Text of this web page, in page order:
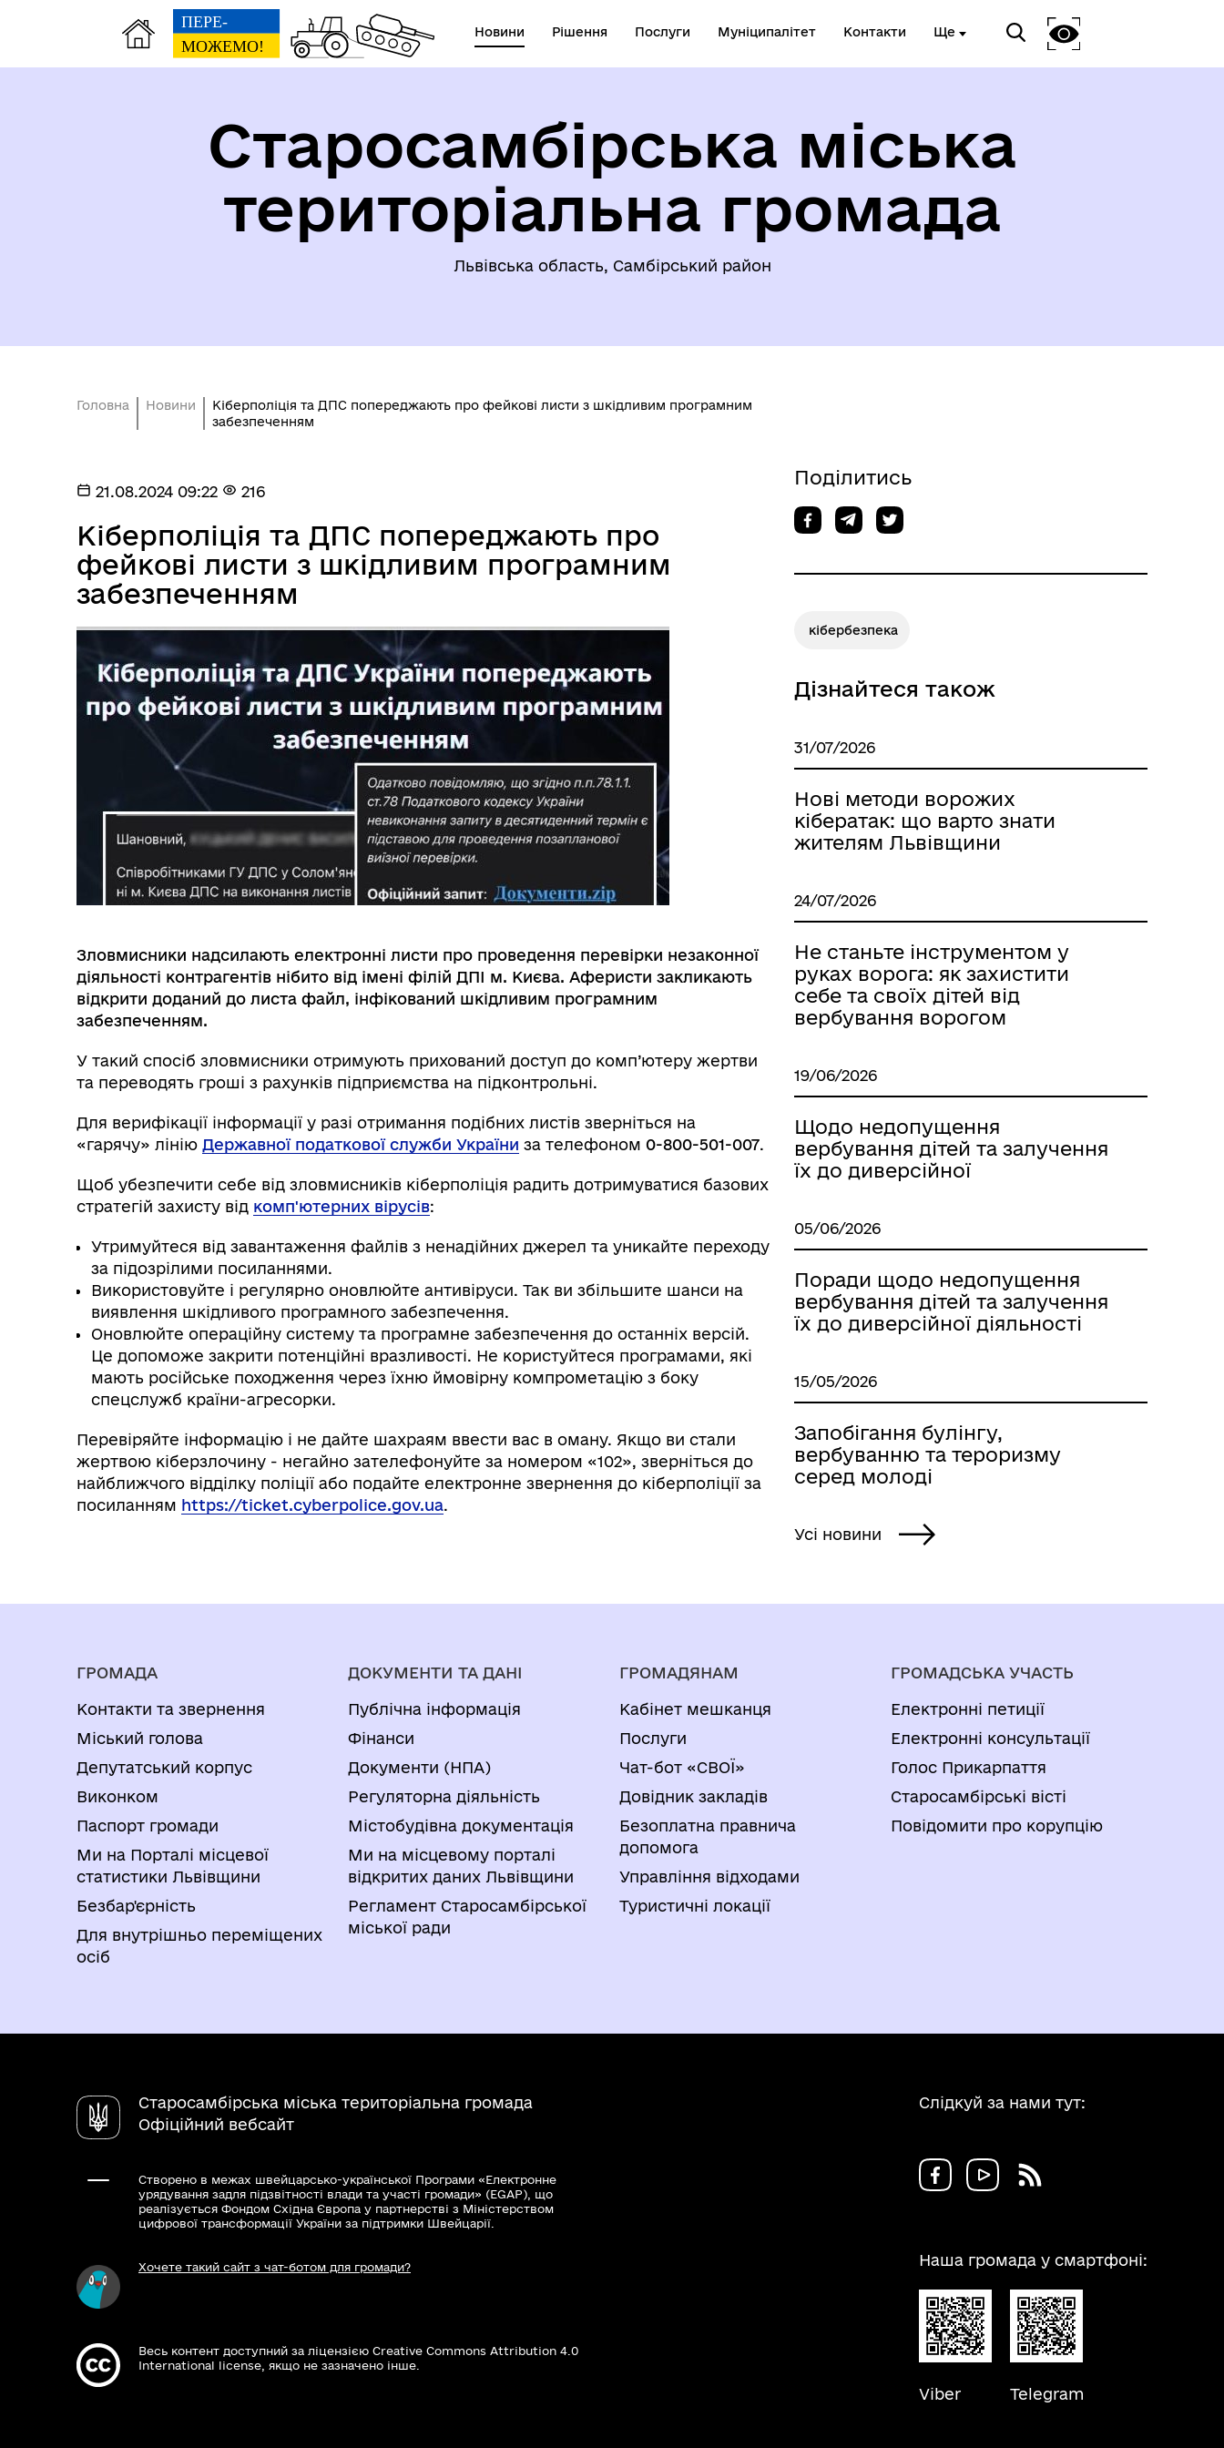
Новини Рішення Послуги Муніципалітет Контакти Ще
Старосамбірська міська
територіальна громада
Львівська область, Самбірський район
Головна Новини
Кіберполіція та ДПС попереджають про фейкові листи з шкідливим програмним
забезпеченням
21.08.2024 09:22 216
Кіберполіція та ДПС попереджають про
фейкові листи з шкідливим програмним
забезпеченням
Зловмисники надсилають електронні листи про проведення перевірки незаконної
діяльності контрагентів нібито від імені філій ДПІ м. Києва. Аферисти закликають
відкрити доданий до листа файл, інфікований шкідливим програмним
забезпеченням.
У такий спосіб зловмисники отримують прихований доступ до комп’ютеру жертви
та переводять гроші з рахунків підприємства на підконтрольні.
Для верифікації інформації у разі отримання подібних листів зверніться на
«гарячу» лінію Державної податкової служби України за телефоном 0-800-501-007.
Щоб убезпечити себе від зловмисників кіберполіція радить дотримуватися базових
стратегій захисту від комп'ютерних вірусів:
Утримуйтеся від завантаження файлів з ненадійних джерел та уникайте переходу
за підозрілими посиланнями.
Використовуйте і регулярно оновлюйте антивіруси. Так ви збільшите шанси на
виявлення шкідливого програмного забезпечення. ⁠
Оновлюйте операційну систему та програмне забезпечення до останніх версій.
Це допоможе закрити потенційні вразливості. Не користуйтеся програмами, які
мають російське походження через їхню ймовірну компрометацію з боку
спецслужб країни-агресорки.
Перевіряйте інформацію і не дайте шахраям ввести вас в оману. Якщо ви стали
жертвою кіберзлочину - негайно зателефонуйте за номером «102», зверніться до
найближчого відділку поліції або подайте електронне звернення до кіберполіції за
посиланням https://ticket.cyberpolice.gov.ua.
Поділитись
кібербезпека
Дізнайтеся також
31/07/2026
Нові методи ворожих
кібератак: що варто знати
жителям Львівщини
24/07/2026
Не станьте інструментом у
руках ворога: як захистити
себе та своїх дітей від
вербування ворогом
19/06/2026
Щодо недопущення
вербування дітей та залучення
їх до диверсійної
05/06/2026
Поради щодо недопущення
вербування дітей та залучення
їх до диверсійної діяльності
15/05/2026
Запобігання булінгу,
вербуванню та тероризму
серед молоді
Усі новини
ГРОМАДА
Контакти та звернення
Міський голова
Депутатський корпус
Виконком
Паспорт громади
Ми на Порталі місцевої
статистики Львівщини
Безбар'єрність
Для внутрішньо переміщених
осіб
ДОКУМЕНТИ ТА ДАНІ
Публічна інформація
Фінанси
Документи (НПА)
Регуляторна діяльність
Містобудівна документація
Ми на місцевому порталі
відкритих даних Львівщини
Регламент Старосамбірської
міської ради
ГРОМАДЯНАМ
Кабінет мешканця
Послуги
Чат-бот «СВОЇ»
Довідник закладів
Безоплатна правнича
допомога
Управління відходами
Туристичні локації
ГРОМАДСЬКА УЧАСТЬ
Електронні петиції
Електронні консультації
Голос Прикарпаття
Старосамбірські вісті
Повідомити про корупцію
Старосамбірська міська територіальна громада
Офіційний вебсайт
Створено в межах швейцарсько-української Програми «Електронне
урядування задля підзвітності влади та участі громади» (EGAP), що
реалізується Фондом Східна Європа у партнерстві з Міністерством
цифрової трансформації України за підтримки Швейцарії.
Хочете такий сайт з чат-ботом для громади?
Весь контент доступний за ліцензією Creative Commons Attribution 4.0
International license, якщо не зазначено інше.
Слідкуй за нами тут:
Наша громада у смартфоні:
Viber Telegram